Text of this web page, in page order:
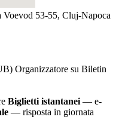
Voevod 53-55, Cluj-Napoca
Organizzatore su Biletin
Biglietti istantanei — e-
— risposta in giornata